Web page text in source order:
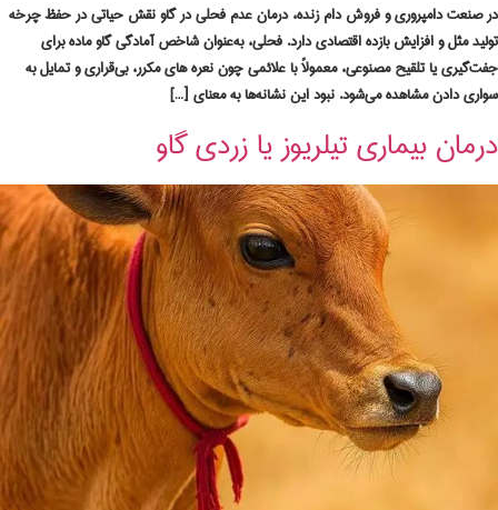
در صنعت دامپروری و فروش دام زنده، درمان عدم فحلی در گاو نقش حیاتی در حفظ چرخه
تولید مثل و افزایش بازده اقتصادی دارد. فحلی، به‌عنوان شاخص آمادگی گاو ماده برای
جفت‌گیری یا تلقیح مصنوعی، معمولاً با علائمی چون نعره‌ های مکرر، بی‌قراری و تمایل به
سواری دادن مشاهده می‌شود. نبود این نشانه‌ها به معنای […]
درمان بیماری تیلریوز یا زردی گاو